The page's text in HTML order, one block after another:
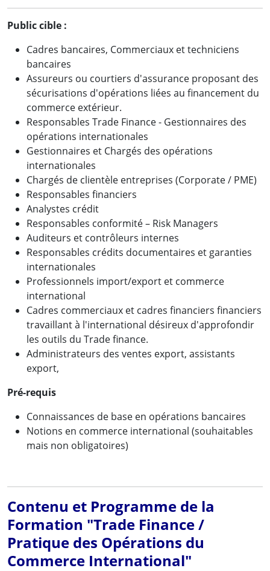
Public cible :
Cadres bancaires, Commerciaux et techniciens
bancaires
Assureurs ou courtiers d'assurance proposant des
sécurisations d'opérations liées au financement du
commerce extérieur.
Responsables Trade Finance - Gestionnaires des
opérations internationales
Gestionnaires et Chargés des opérations
internationales
Chargés de clientèle entreprises (Corporate / PME)
Responsables financiers
Analystes crédit
Responsables conformité – Risk Managers
Auditeurs et contrôleurs internes
Responsables crédits documentaires et garanties
internationales
Professionnels import/export et commerce
international
Cadres commerciaux et cadres financiers financiers
travaillant à l'international désireux d'approfondir
les outils du Trade finance.
Administrateurs des ventes export, assistants
export,
Pré-requis
Connaissances de base en opérations bancaires
Notions en commerce international (souhaitables
mais non obligatoires)
Contenu et Programme de la
Formation "Trade Finance /
Pratique des Opérations du
Commerce International"